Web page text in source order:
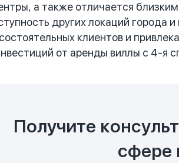
а также отличается
других локаций города
клиентов и
от аренды виллы с 4-я
Получите
сфере